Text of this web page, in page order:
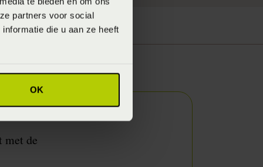
partners voor social
die u aan ze heeft
OK de
met de